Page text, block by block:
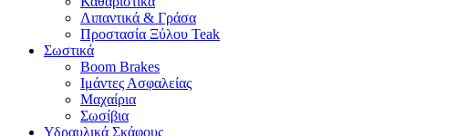
Λιπαντικά & Γράσα
Προστασία Ξύλου Teak
Σωστικά
Boom Brakes
Ιμάντες Ασφαλείας
Μαχαίρια
Σωσίβια
Υδραυλικά Σκάφους